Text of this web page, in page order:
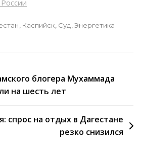
Каспийск Суд Энергетика
блогера Мухаммада
на шесть лет
спрос на отдых в Дагестане
резко снизился